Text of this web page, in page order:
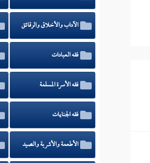
الآداب والأخلاق والرقائق
فقه العبادات
فقه الأسرة المسلمة
فقه الجنايات
الأطعمة والأشربة والصيد